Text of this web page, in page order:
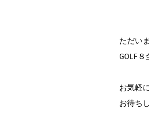
ただい
GOLF
お気軽
お待ち